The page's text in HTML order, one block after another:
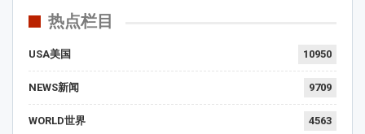
热点栏目
USA美国 10950
NEWS新闻 9709
WORLD世界 4563